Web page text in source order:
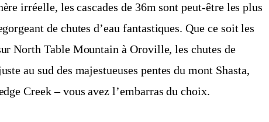
irréelle, les cascades de 36m sont peut-être les plus
de chutes d’eau fantastiques. Que ce soit les
North Table Mountain à Oroville, les chutes de
au sud des majestueuses pentes du mont Shasta,
Creek – vous avez l’embarras du choix.